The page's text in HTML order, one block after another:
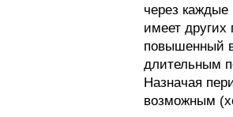
через
имеет других
повышенный
длительным
Назначая
возможным